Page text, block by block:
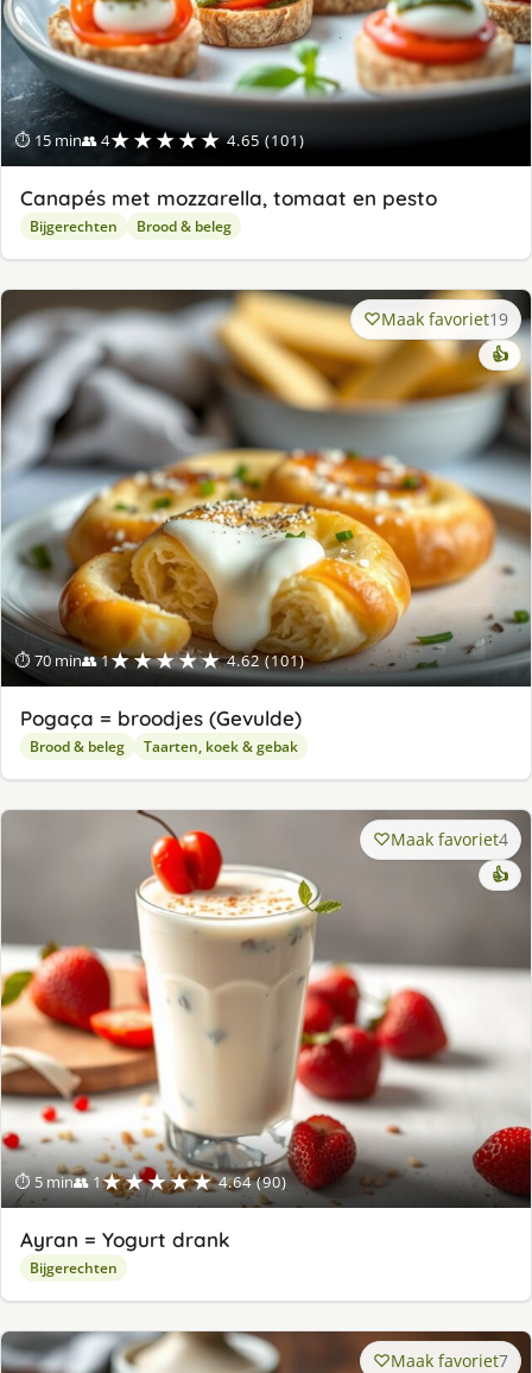
⏱ 15 min👥 4★★★★★ 4.65 (101)
Canapés met mozzarella, tomaat en pesto
Bijgerechten Brood & beleg
⏱ 70 min👥 1★★★★★ 4.62 (101)
Maak favoriet19
👍
Pogaça = broodjes (Gevulde)
Brood & beleg Taarten, koek & gebak
⏱ 5 min👥 1★★★★★ 4.64 (90)
Maak favoriet4
👍
Ayran = Yogurt drank
Bijgerechten
Maak favoriet7